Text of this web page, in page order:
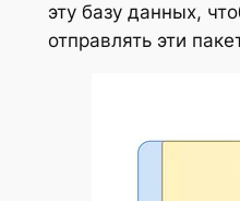
эту базу данных,
отправлять эти